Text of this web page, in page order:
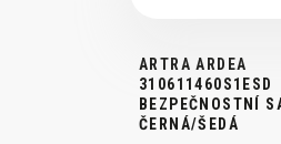
ARTRA ARDEA
310611460S1ESD
BEZPEČNOSTNÍ
ČERNÁ/ŠEDÁ